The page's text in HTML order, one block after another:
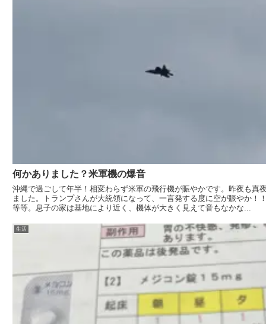
何かありました？米軍機の爆音
沖縄で過ごして年半！相変わらず米軍の飛行機が賑やかです。昨夜も真
ました。トランプさんが大統領になって、一言発する度に空が賑やか！
等等。息子の家は基地により近く、機体が大きく見えて音もなかな...
生活